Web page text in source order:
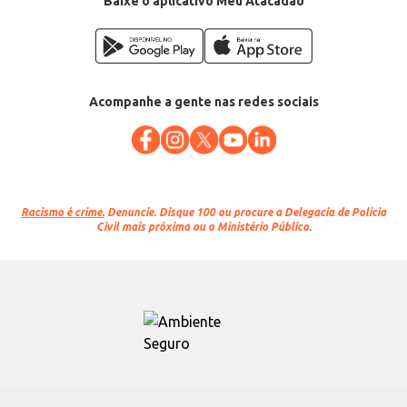
Acompanhe a gente nas redes sociais
Racismo é crime. Denuncie. Disque 100 ou procure a Delegacia de Polícia
Civil mais próxima ou o Ministério Público.